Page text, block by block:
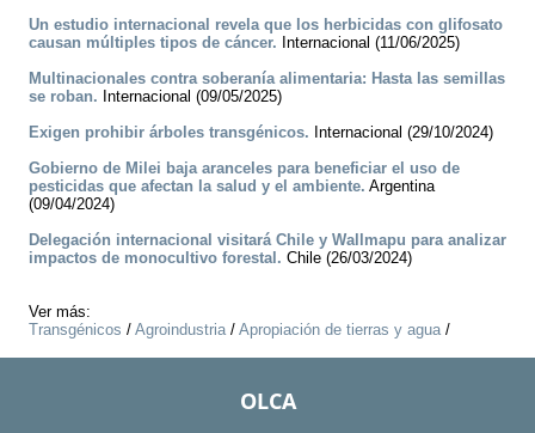
Un estudio internacional revela que los herbicidas con glifosato
causan múltiples tipos de cáncer. Internacional (11/06/2025)
Multinacionales contra soberanía alimentaria: Hasta las semillas
se roban. Internacional (09/05/2025)
Exigen prohibir árboles transgénicos. Internacional (29/10/2024)
Gobierno de Milei baja aranceles para beneficiar el uso de
pesticidas que afectan la salud y el ambiente. Argentina
(09/04/2024)
Delegación internacional visitará Chile y Wallmapu para analizar
impactos de monocultivo forestal. Chile (26/03/2024)
Ver más:
Transgénicos / Agroindustria/ Apropiación de tierras y agua/
OLCA